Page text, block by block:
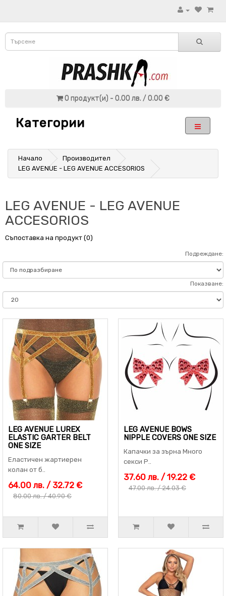
0 продукт(и) - 0.00 лв. / 0.00 €
Категории
Начало
Производител
LEG AVENUE - LEG AVENUE ACCESORIOS
LEG AVENUE - LEG AVENUE
ACCESORIOS
Съпоставка на продукт (0)
Подреждане:
Показване:
LEG AVENUE LUREX
ELASTIC GARTER BELT
ONE SIZE
Еластичен жартиерен
колан от б..
64.00 лв. / 32.72 €
80.00 лв. / 40.90 €
LEG AVENUE BOWS
NIPPLE COVERS ONE SIZE
Капачки за зърна Много
секси Р..
37.60 лв. / 19.22 €
47.00 лв. / 24.03 €